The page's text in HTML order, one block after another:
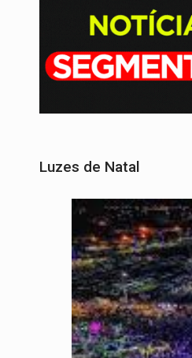
Luzes de Natal